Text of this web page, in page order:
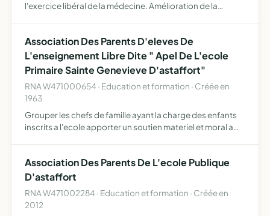
l'exercice libéral de la médecine. Amélioration de la
quotidie…
Association Des Parents D'eleves De
L'enseignement Libre Dite " Apel De L'ecole
Primaire Sainte Genevieve D'astaffort"
RNA W471000654 · Education et formation · Créée en
1963
Grouper les chefs de famille ayant la charge des enfants
inscrits a l'ecole apporter un soutien materiel et moral a
Association Des Parents De L'ecole Publique
D'astaffort
RNA W471002284 · Education et formation · Créée en
2012